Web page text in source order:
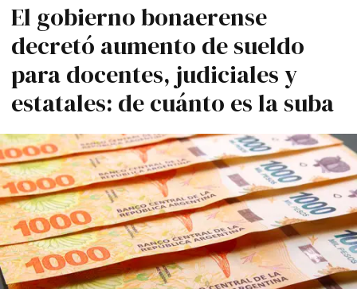
El gobierno bonaerense
decretó aumento de sueldo
para docentes, judiciales y
estatales: de cuánto es la suba